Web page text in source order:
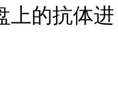
上的抗体进